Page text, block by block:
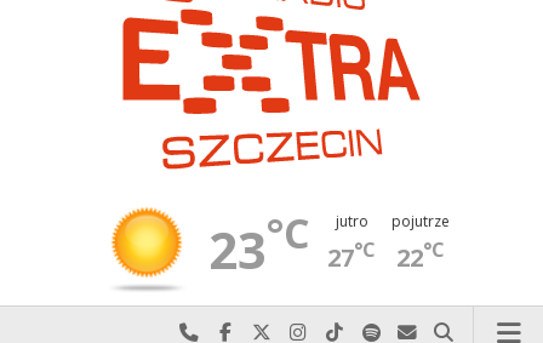
23°C jutro
27°C
pojutrze
22°C
Najlepiej po prostu do nas zadzwoń
Odwiedź nas na Facebook-u
Odwiedź nas na X
Odwiedź nas na Instagram-ie
Odwiedź nas na TikTok-u
Szukaj nas na Spotify
Wyślij do nas
Szukaj